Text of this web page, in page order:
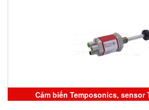
Cảm biến Temposonics, sensor